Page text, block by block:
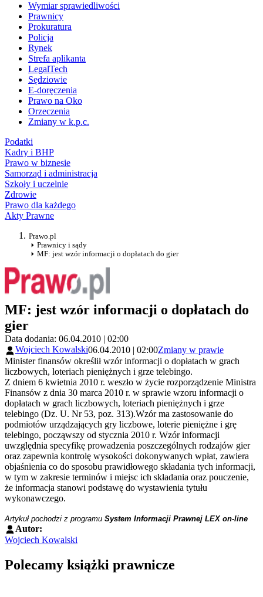
Wymiar sprawiedliwości
Prawnicy
Prokuratura
Policja
Rynek
Strefa aplikanta
LegalTech
Sędziowie
E-doręczenia
Prawo na Oko
Orzeczenia
Zmiany w k.p.c.
Podatki
Kadry i BHP
Prawo w biznesie
Samorząd i administracja
Szkoły i uczelnie
Zdrowie
Prawo dla każdego
Akty Prawne
Prawo.pl
Prawnicy i sądy
MF: jest wzór informacji o dopłatach do gier
MF: jest wzór informacji o dopłatach do
gier
Data dodania: 06.04.2010 | 02:00
Wojciech Kowalski06.04.2010 | 02:00Zmiany w prawie
Minister finansów określił wzór informacji o dopłatach w grach
liczbowych, loteriach pieniężnych i grze telebingo.
Z dniem 6 kwietnia 2010 r. weszło w życie rozporządzenie Ministra
Finansów z dnia 30 marca 2010 r. w sprawie wzoru informacji o
dopłatach w grach liczbowych, loteriach pieniężnych i grze
telebingo (Dz. U. Nr 53, poz. 313).Wzór ma zastosowanie do
podmiotów urządzających gry liczbowe, loterie pieniężne i grę
telebingo, począwszy od stycznia 2010 r. Wzór informacji
uwzględnia specyfikę prowadzenia poszczególnych rodzajów gier
oraz zapewnia kontrolę wysokości dokonywanych wpłat, zawiera
objaśnienia co do sposobu prawidłowego składania tych informacji,
w tym w zakresie terminów i miejsc ich składania oraz pouczenie,
że informacja stanowi podstawę do wystawienia tytułu
wykonawczego.
Artykuł pochodzi z programu System Informacji Prawnej LEX on-line
Autor:
Wojciech Kowalski
Polecamy książki prawnicze